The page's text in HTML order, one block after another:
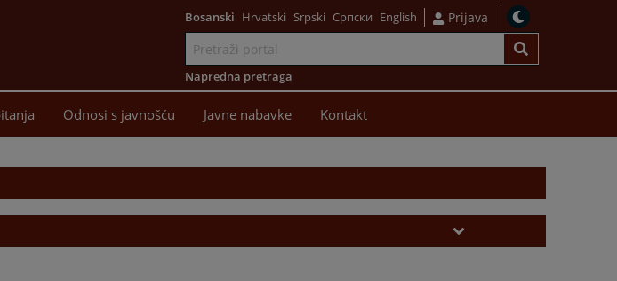
Bosanski Hrvatski Srpski Српски English Prijava
Napredna pretraga
Odnosi s javnošću Javne nabavke Kontakt